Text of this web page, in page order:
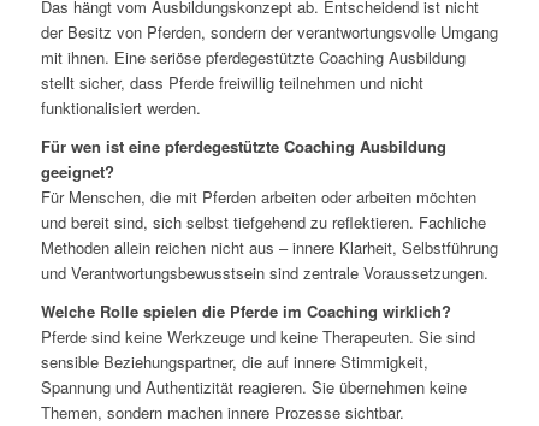
Das hängt vom Ausbildungskonzept ab. Entscheidend ist nicht
der Besitz von Pferden, sondern der verantwortungsvolle Umgang
mit ihnen. Eine seriöse pferdegestützte Coaching Ausbildung
stellt sicher, dass Pferde freiwillig teilnehmen und nicht
funktionalisiert werden.
Für wen ist eine pferdegestützte Coaching Ausbildung
geeignet?
Für Menschen, die mit Pferden arbeiten oder arbeiten möchten
und bereit sind, sich selbst tiefgehend zu reflektieren. Fachliche
Methoden allein reichen nicht aus – innere Klarheit, Selbstführung
und Verantwortungsbewusstsein sind zentrale Voraussetzungen.
Welche Rolle spielen die Pferde im Coaching wirklich?
Pferde sind keine Werkzeuge und keine Therapeuten. Sie sind
sensible Beziehungspartner, die auf innere Stimmigkeit,
Spannung und Authentizität reagieren. Sie übernehmen keine
Themen, sondern machen innere Prozesse sichtbar.